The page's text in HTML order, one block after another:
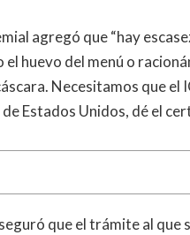
agregó que “hay
el huevo del menú o
Necesitamos que
Estados Unidos, dé el
que el trámite al que